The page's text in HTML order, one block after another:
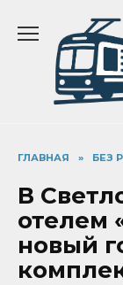
содержанию
ГЛАВНАЯ » БЕЗ
В
отелем
новый